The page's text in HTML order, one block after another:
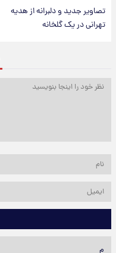
تصاویر جدید و دلبرانه از هدیه
تهرانی در یک گلخانه
م